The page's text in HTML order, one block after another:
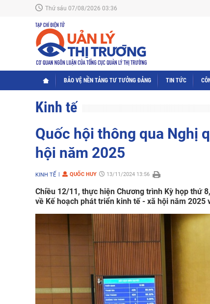
Thứ sáu 07/08/2026 03:36
BẢO VỆ NỀN TẢNG TƯ TƯỞNG ĐẢNG TIN TỨC
Kinh tế
Quốc hội thông qua Nghị
hội năm 2025
KINH TẾ QUỐC HUY 13/11/2024 13:56
Chiều 12/11, thực hiện Chương trình Kỳ họp thứ
về Kế hoạch phát triển kinh tế - xã hội năm 2025